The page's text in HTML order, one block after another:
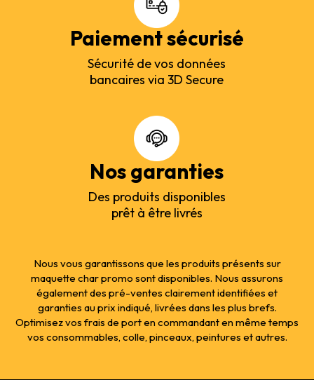
Paiement sécurisé
Sécurité de vos données
bancaires via 3D Secure
Nos garanties
Des produits disponibles
prêt à être livrés
Nous vous garantissons que les produits présents sur
maquette char promo sont disponibles. Nous assurons
également des pré-ventes clairement identifiées et
garanties au prix indiqué, livrées dans les plus brefs.
Optimisez vos frais de port en commandant en même temps
vos consommables, colle, pinceaux, peintures et autres.